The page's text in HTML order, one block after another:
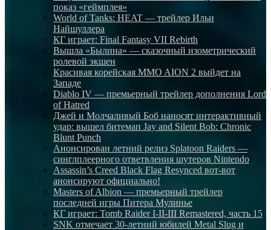
показ «геймплея»
World of Tanks: HEAT — трейлер Ильи
Найшуллера
КГ играет: Final Fantasy VII Rebirth
Вышла «Былина» — сказочный изометрический
ролевой экшен
Красивая корейская MMO AION 2 выйдет на
Западе
Diablo IV — премьерный трейлер дополнения Lord
of Hatred
Джей и Молчаливый Боб наносят интерактивный
удар: вышел битемап Jay and Silent Bob: Chronic
Blunt Punch
Анонсирован летний релиз Splatoon Raiders —
синглплеерного ответвления шутеров Nintendo
Assassin’s Creed Black Flag Resynced вот-вот
анонсируют официально!
Masters of Albion — премьерный трейлер
последней игры Питера Мулинье
КГ играет: Tomb Raider I-II-III Remastered, часть 15
SNK отмечает 30-летний юбилей Metal Slug и